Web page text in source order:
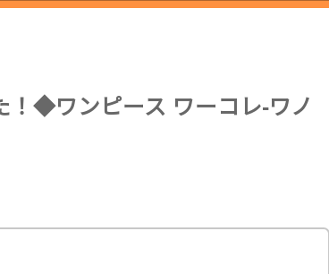
！◆ワンピース ワーコレ-ワノ